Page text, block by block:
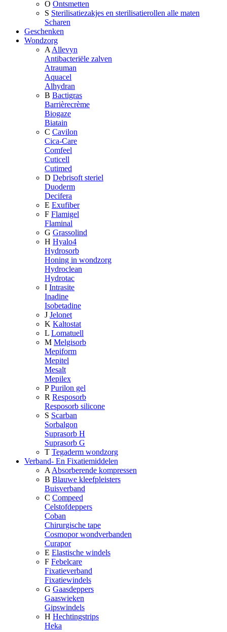
O Ontsmetten
S Sterilisatiezakjes en sterilisatierollen alle maten
Scharen
Geschenken
Wondzorg
A Allevyn
Antibacteriële zalven
Atrauman
Aquacel
Alhydran
B Bactigras
Barrièrecrème
Biogaze
Biatain
C Cavilon
Cica-Care
Comfeel
Cuticell
Cutimed
D Debrisoft steriel
Duoderm
Decifera
E Exufiber
F Flamigel
Flaminal
G Grassolind
H Hyalo4
Hydrosorb
Honing in wondzorg
Hydroclean
Hydrotac
I Intrasite
Inadine
Isobetadine
J Jelonet
K Kaltostat
L Lomatuell
M Melgisorb
Mepiform
Mepitel
Mesalt
Mepilex
P Purilon gel
R Resposorb
Resposorb silicone
S Scarban
Sorbalgon
Suprasorb H
Suprasorb G
T Tegaderm wondzorg
Verband- En Fixatiemiddelen
A Absorberende kompressen
B Blauwe kleefpleisters
Buisverband
C Compeed
Celstofdeppers
Coban
Chirurgische tape
Cosmopor wondverbanden
Curapor
E Elastische windels
F Febelcare
Fixatieverband
Fixatiewindels
G Gaasdeppers
Gaaswieken
Gipswindels
H Hechtingstrips
Heka